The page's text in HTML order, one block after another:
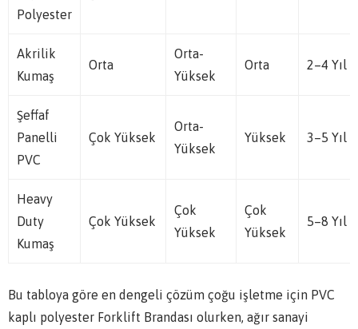
Polyester
Akrilik
Kumaş
Orta
Orta-
Yüksek
Orta 2–4 Yıl
Şeffaf
Panelli
PVC
Çok Yüksek
Orta-
Yüksek
Yüksek 3–5 Yıl
Heavy
Duty
Kumaş
Çok Yüksek
Çok
Yüksek
Çok
Yüksek
5–8 Yıl
Bu tabloya göre en dengeli çözüm çoğu işletme için PVC
kaplı polyester Forklift Brandası olurken, ağır sanayi